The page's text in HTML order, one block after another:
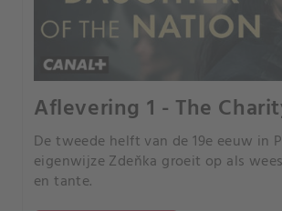
Aflevering 1 - The
De tweede helft van de 19e eeuw in
eigenwijze Zdeňka groeit op als
en tante.